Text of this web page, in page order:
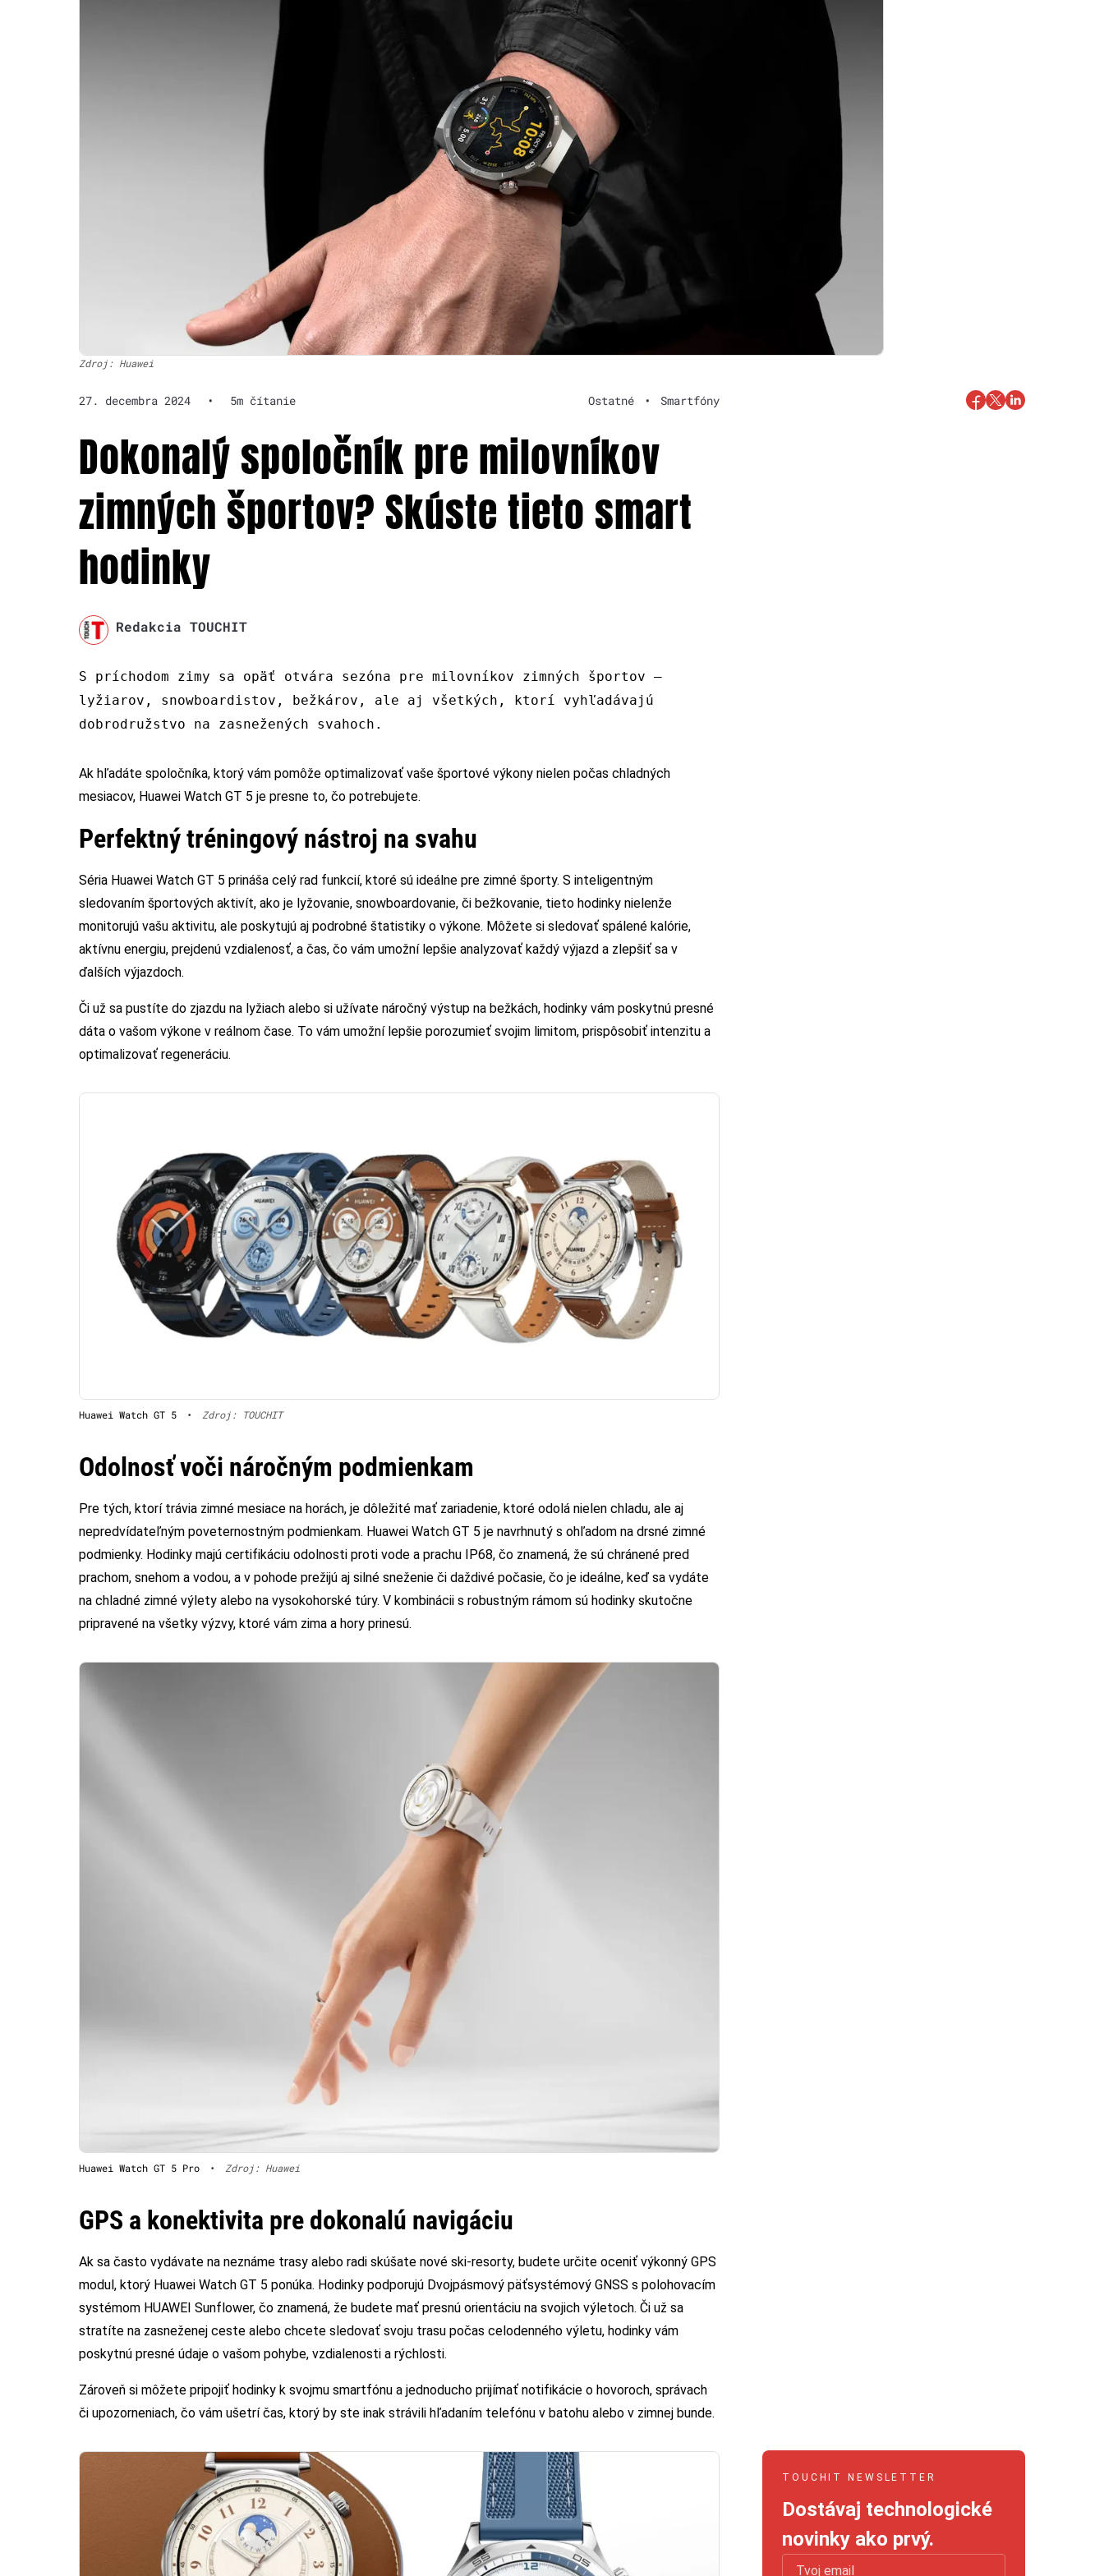
Zdroj: Huawei
27. decembra 2024 • 5m čítanie Ostatné • Smartfóny
Dokonalý spoločník pre milovníkov
zimných športov? Skúste tieto smart
hodinky
Redakcia TOUCHIT
S príchodom zimy sa opäť otvára sezóna pre milovníkov zimných športov –
lyžiarov, snowboardistov, bežkárov, ale aj všetkých, ktorí vyhľadávajú
dobrodružstvo na zasnežených svahoch.
Ak hľadáte spoločníka, ktorý vám pomôže optimalizovať vaše športové výkony nielen počas chladných
mesiacov, Huawei Watch GT 5 je presne to, čo potrebujete.
Perfektný tréningový nástroj na svahu
Séria Huawei Watch GT 5 prináša celý rad funkcií, ktoré sú ideálne pre zimné športy. S inteligentným
sledovaním športových aktivít, ako je lyžovanie, snowboardovanie, či bežkovanie, tieto hodinky nielenže
monitorujú vašu aktivitu, ale poskytujú aj podrobné štatistiky o výkone. Môžete si sledovať spálené kalórie,
aktívnu energiu, prejdenú vzdialenosť, a čas, čo vám umožní lepšie analyzovať každý výjazd a zlepšiť sa v
ďalších výjazdoch.
Či už sa pustíte do zjazdu na lyžiach alebo si užívate náročný výstup na bežkách, hodinky vám poskytnú presné
dáta o vašom výkone v reálnom čase. To vám umožní lepšie porozumieť svojim limitom, prispôsobiť intenzitu a
optimalizovať regeneráciu.
Huawei Watch GT 5 • Zdroj: TOUCHIT
Odolnosť voči náročným podmienkam
Pre tých, ktorí trávia zimné mesiace na horách, je dôležité mať zariadenie, ktoré odolá nielen chladu, ale aj
nepredvídateľným poveternostným podmienkam. Huawei Watch GT 5 je navrhnutý s ohľadom na drsné zimné
podmienky. Hodinky majú certifikáciu odolnosti proti vode a prachu IP68, čo znamená, že sú chránené pred
prachom, snehom a vodou, a v pohode prežijú aj silné sneženie či daždivé počasie, čo je ideálne, keď sa vydáte
na chladné zimné výlety alebo na vysokohorské túry. V kombinácii s robustným rámom sú hodinky skutočne
pripravené na všetky výzvy, ktoré vám zima a hory prinesú.
Huawei Watch GT 5 Pro • Zdroj: Huawei
GPS a konektivita pre dokonalú navigáciu
Ak sa často vydávate na neznáme trasy alebo radi skúšate nové ski-resorty, budete určite oceniť výkonný GPS
modul, ktorý Huawei Watch GT 5 ponúka. Hodinky podporujú Dvojpásmový päťsystémový GNSS s polohovacím
systémom HUAWEI Sunflower, čo znamená, že budete mať presnú orientáciu na svojich výletoch. Či už sa
stratíte na zasneženej ceste alebo chcete sledovať svoju trasu počas celodenného výletu, hodinky vám
poskytnú presné údaje o vašom pohybe, vzdialenosti a rýchlosti.
Zároveň si môžete pripojiť hodinky k svojmu smartfónu a jednoducho prijímať notifikácie o hovoroch, správach
či upozorneniach, čo vám ušetrí čas, ktorý by ste inak strávili hľadaním telefónu v batohu alebo v zimnej bunde.
TOUCHIT NEWSLETTER
Dostávaj technologické
novinky ako prvý.